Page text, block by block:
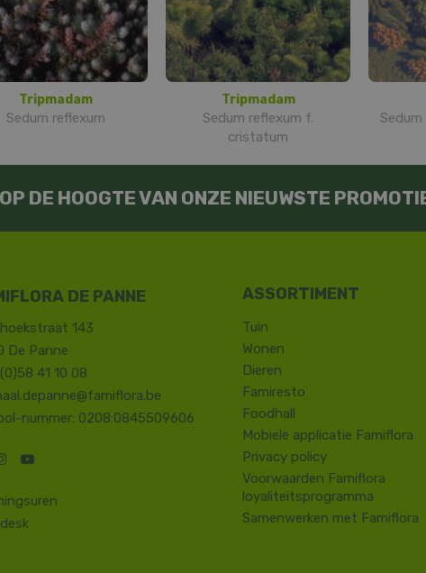
Tripmadam
Sedum reflexum
Tripmadam
Sedum reflexum f.
cristatum
DE HOOGTE VAN ONZE NIEUWSTE
DE PANNE
143
De Panne
41 10 08
nummer: 0208:0845509606
Tuin
Wonen
Dieren
Famiresto
Foodhall
Mobiele applicatie Famiflora
Privacy policy
Voorwaarden Famiflora
loyaliteitsprogramma
Samenwerken met Famiflora